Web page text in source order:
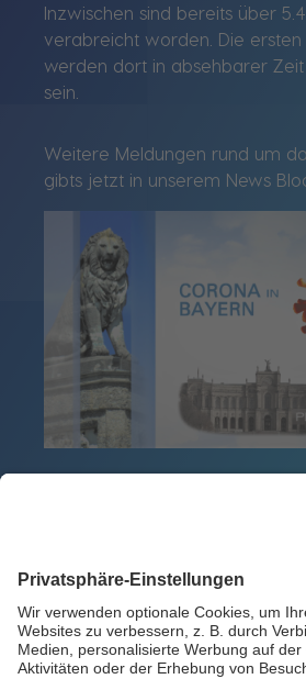
Inzwischen sind bereits über
verabreicht worden. Die ersten
werden dort in absehbarer
sein.
Weitere Meldungen rund um
gibts jetzt in unserem News
Zurück